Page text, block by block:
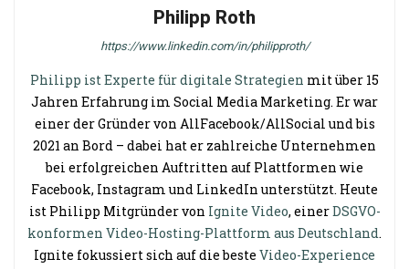
Philipp Roth
https://www.linkedin.com/in/philipproth/
Philipp ist Experte für digitale Strategien mit über 15
Jahren Erfahrung im Social Media Marketing. Er war
einer der Gründer von AllFacebook/AllSocial und bis
2021 an Bord – dabei hat er zahlreiche Unternehmen
bei erfolgreichen Auftritten auf Plattformen wie
Facebook, Instagram und LinkedIn unterstützt. Heute
ist Philipp Mitgründer von Ignite Video, einerDSGVO-
konformen Video-Hosting-Plattform aus Deutschland.
Ignite fokussiert sich auf die beste Video-Experience